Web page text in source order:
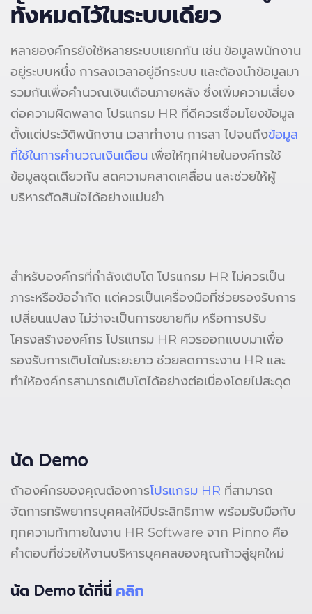
ทั้งหมดไว้ในระบบเดียว
หลายองค์กรยังใช้หลายระบบแยกกัน เช่น ข้อมูลพนักงาน
อยู่ระบบหนึ่ง การลงเวลาอยู่อีกระบบ และต้องนำข้อมูลมา
รวมกันเพื่อคำนวณเงินเดือนภายหลัง ซึ่งเพิ่มความเสี่ยง
ต่อความผิดพลาด โปรแกรม HR ที่ดีควรเชื่อมโยงข้อมูล
ตั้งแต่ประวัติพนักงาน เวลาทำงาน การลา ไปจนถึงข้อมูล
ที่ใช้ในการคำนวณเงินเดือน เพื่อให้ทุกฝ่ายในองค์กรใช้
ข้อมูลชุดเดียวกัน ลดความคลาดเคลื่อน และช่วยให้ผู้
บริหารตัดสินใจได้อย่างแม่นยำ
สำหรับองค์กรที่กำลังเติบโต โปรแกรม HR ไม่ควรเป็น
ภาระหรือข้อจำกัด แต่ควรเป็นเครื่องมือที่ช่วยรองรับการ
เปลี่ยนแปลง ไม่ว่าจะเป็นการขยายทีม หรือการปรับ
โครงสร้างองค์กร โปรแกรม HR ควรออกแบบมาเพื่อ
รองรับการเติบโตในระยะยาว ช่วยลดภาระงาน HR และ
ทำให้องค์กรสามารถเติบโตได้อย่างต่อเนื่องโดยไม่สะดุด
นัด Demo
ถ้าองค์กรของคุณต้องการโปรแกรม HR ที่สามารถ
จัดการทรัพยากรบุคคลให้มีประสิทธิภาพ พร้อมรับมือกับ
ทุกความท้าทายในงาน HR Software จาก Pinno คือ
คำตอบที่ช่วยให้งานบริหารบุคคลของคุณก้าวสู่ยุคใหม่
นัด Demo ได้ที่นี่ คลิก